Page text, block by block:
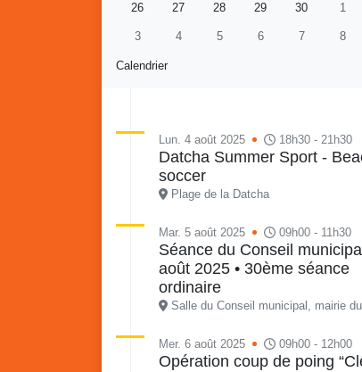
Calendrier
26 27 28 29 30 1
3 4 5 6 7 8
Lun. 4 août 2025 18h30 - 21h30
Datcha Summer Sport -
soccer
Plage de la Datcha
Mar. 5 août 2025 09h00 - 11h30
Séance du Conseil
août 2025 • 30ème séance
ordinaire
Salle du Conseil municipal, mairie
Mer. 6 août 2025 09h00 - 12h00
Opération coup de poing
Retour en images sur
Vakans O Gozyé animations
en livre, fête du conseil de
quartier n°3, Gosier beach
summer volley
23 juillet
PDF - 5.1 Mio